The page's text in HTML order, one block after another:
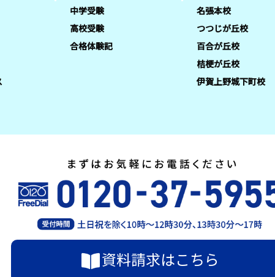
中学受験
高校受験
合格体験記
名張本校
つつじが丘校
百合が丘校
桔梗が丘校
伊賀上野城下町校
資料請求はこちら